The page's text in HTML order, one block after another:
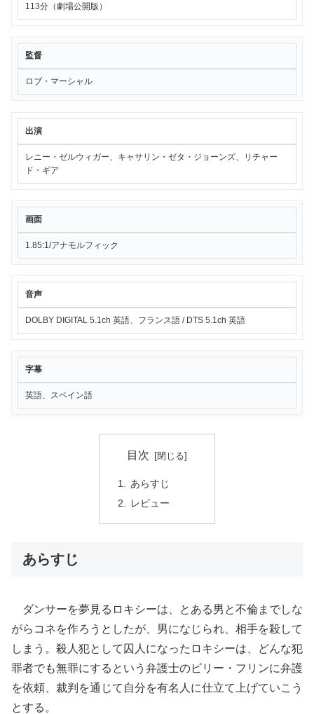
113分（劇場公開版）
監督
ロブ・マーシャル
出演
レニー・ゼルウィガー、キャサリン・ゼタ・ジョーンズ、リチャー
ド・ギア
画面
1.85:1/アナモルフィック
音声
DOLBY DIGITAL 5.1ch 英語、フランス語 / DTS 5.1ch 英語
字幕
英語、スペイン語
目次
あらすじ
レビュー
あらすじ
ダンサーを夢見るロキシーは、とある男と不倫までしな
がらコネを作ろうとしたが、男になじられ、相手を殺して
しまう。殺人犯として囚人になったロキシーは、どんな犯
罪者でも無罪にするという弁護士のビリー・フリンに弁護
を依頼、裁判を通じて自分を有名人に仕立て上げていこう
とする。